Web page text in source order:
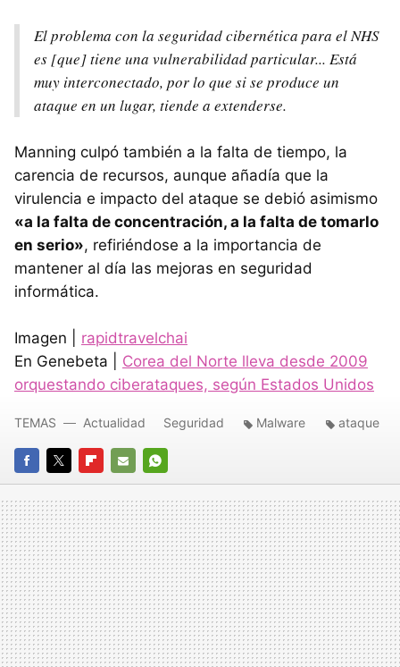
El problema con la seguridad cibernética para el NHS
es [que] tiene una vulnerabilidad particular... Está
muy interconectado, por lo que si se produce un
ataque en un lugar, tiende a extenderse.
Manning culpó también a la falta de tiempo, la
carencia de recursos, aunque añadía que la
virulencia e impacto del ataque se debió asimismo
«a la falta de concentración, a la falta de tomarlo
en serio», refiriéndose a la importancia de
mantener al día las mejoras en seguridad
informática.
Imagen | rapidtravelchai
En Genebeta | Corea del Norte lleva desde 2009
orquestando ciberataques, según Estados Unidos
FACEBOOK
TWITTERFLIPBOARD
E-
MAIL
WHATSAPP
TEMAS Actualidad Seguridad Malware ataque